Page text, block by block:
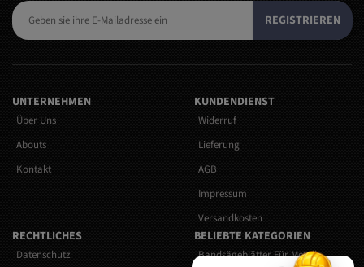
REGISTRIEREN
UNTERNEHMEN
Über Uns
Abouts
Kontakt
KUNDENDIENST
Widerruf
Lieferung
AGB
Impressum
Versandkosten
RECHTLICHES
Datenschutz
BELIEBTE KATEGORIEN
Bandsägeblätter Für Metall